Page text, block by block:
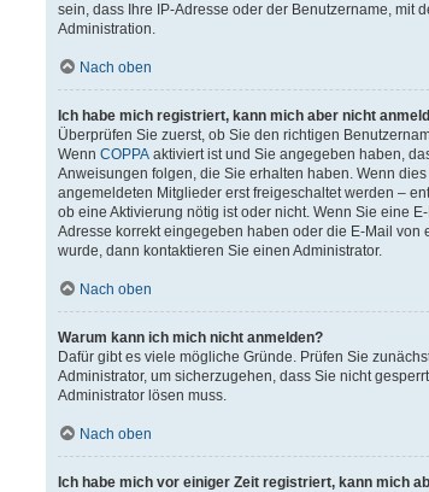
sein, dass Ihre IP-Adresse oder der Benutzername, mit
Administration.
Nach oben
Ich habe mich registriert, kann mich aber nicht
Überprüfen Sie zuerst, ob Sie den richtigen
Wenn COPPA aktiviert ist und Sie angegeben haben,
Anweisungen folgen, die Sie erhalten haben. Wenn
angemeldeten Mitglieder erst freigeschaltet werden –
ob eine Aktivierung nötig ist oder nicht. Wenn Sie eine
Adresse korrekt eingegeben haben oder die E-Mail
wurde, dann kontaktieren Sie einen Administrator.
Nach oben
Warum kann ich mich nicht anmelden?
Dafür gibt es viele mögliche Gründe. Prüfen Sie
Administrator, um sicherzugehen, dass Sie nicht
Administrator lösen muss.
Nach oben
Ich habe mich vor einiger Zeit registriert, kann mich